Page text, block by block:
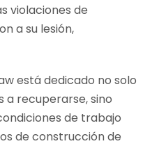
violaciones de
a su lesión,
está dedicado no solo
a recuperarse, sino
de trabajo
de construcción de